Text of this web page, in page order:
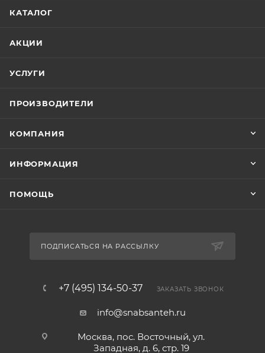
КАТАЛОГ
АКЦИИ
УСЛУГИ
ПРОИЗВОДИТЕЛИ
КОМПАНИЯ
ИНФОРМАЦИЯ
ПОМОЩЬ
ПОДПИСАТЬСЯ НА РАССЫЛКУ
+7 (495) 134-50-37 ЗАКАЗАТЬ ЗВОНОК
info@snabsanteh.ru
Москва, пос. Восточный, ул.
Западная, д. 6, стр. 19